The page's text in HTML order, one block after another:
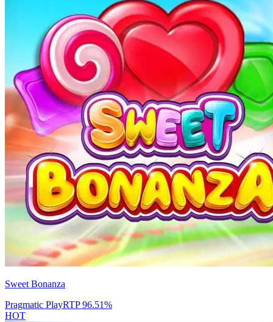
Sweet Bonanza
Pragmatic PlayRTP96.51%
HOT